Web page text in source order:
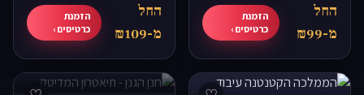
החל
מ-₪99
הזמנת
כרטיסים ›
החל
מ-₪109
הזמנת
כרטיסים ›